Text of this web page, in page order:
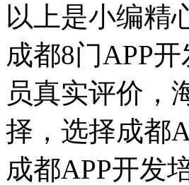
以上是小编精
成都8门APP
员真实评价，
择，选择成都
成都APP开发